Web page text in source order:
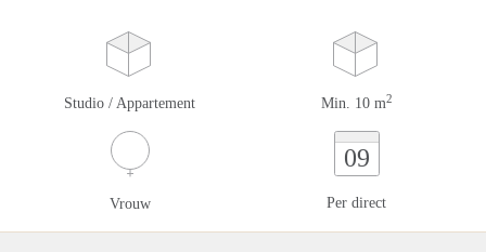
Studio / Appartement Min. 10 m2
Vrouw
09
Per direct